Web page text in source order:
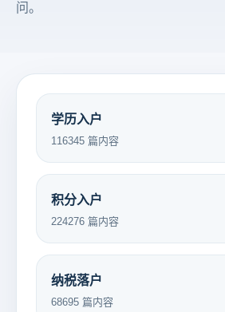
问。
学历入户
116345 篇内容
积分入户
224276 篇内容
纳税落户
68695 篇内容